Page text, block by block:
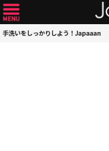
手洗いをしっかりしよう！Japaaan